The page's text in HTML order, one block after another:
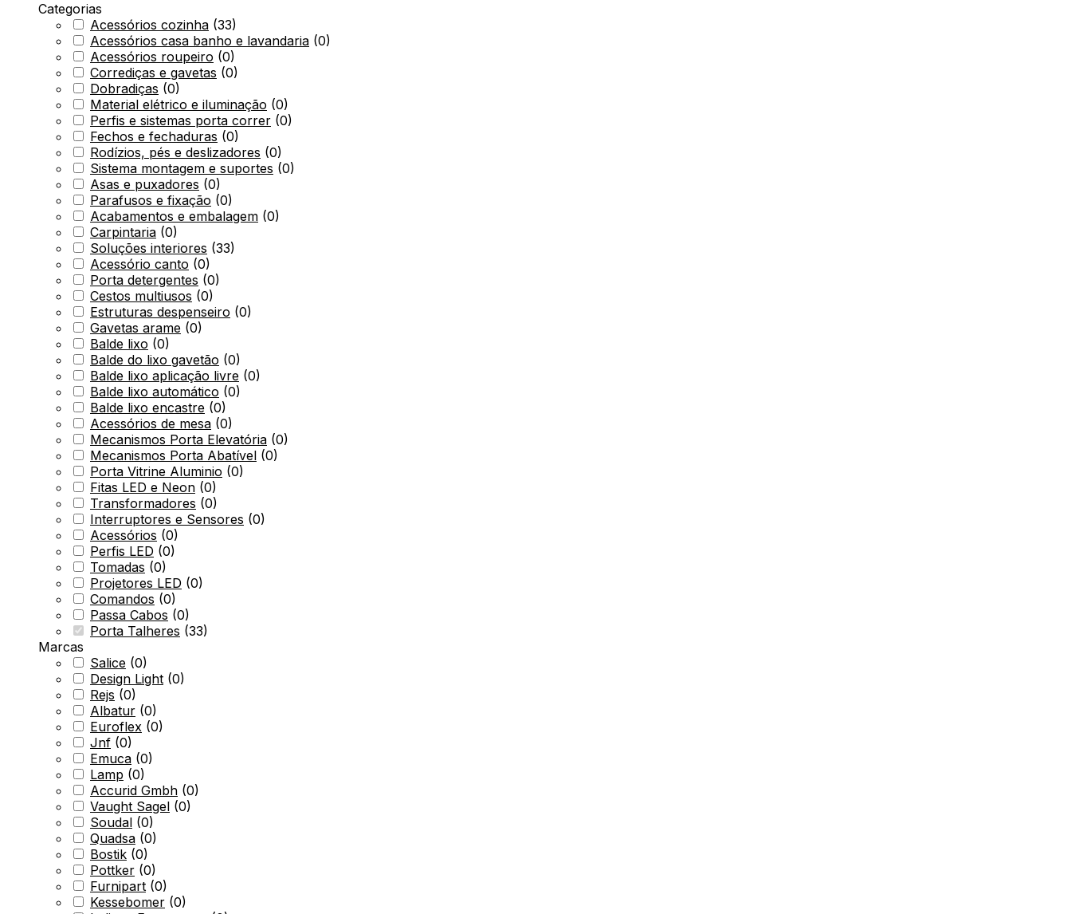
Categorias
Acessórios cozinha (33)
Acessórios casa banho e lavandaria (0)
Acessórios roupeiro (0)
Corrediças e gavetas (0)
Dobradiças (0)
Material elétrico e iluminação (0)
Perfis e sistemas porta correr (0)
Fechos e fechaduras (0)
Rodízios, pés e deslizadores (0)
Sistema montagem e suportes (0)
Asas e puxadores (0)
Parafusos e fixação (0)
Acabamentos e embalagem (0)
Carpintaria (0)
Soluções interiores (33)
Acessório canto (0)
Porta detergentes (0)
Cestos multiusos (0)
Estruturas despenseiro (0)
Gavetas arame (0)
Balde lixo (0)
Balde do lixo gavetão (0)
Balde lixo aplicação livre (0)
Balde lixo automático (0)
Balde lixo encastre (0)
Acessórios de mesa (0)
Mecanismos Porta Elevatória (0)
Mecanismos Porta Abatível (0)
Porta Vitrine Aluminio (0)
Fitas LED e Neon (0)
Transformadores (0)
Interruptores e Sensores (0)
Acessórios (0)
Perfis LED (0)
Tomadas (0)
Projetores LED (0)
Comandos (0)
Passa Cabos (0)
Porta Talheres (33)
Marcas
Salice (0)
Design Light (0)
Rejs (0)
Albatur (0)
Euroflex (0)
Jnf (0)
Emuca (0)
Lamp (0)
Accurid Gmbh (0)
Vaught Sagel (0)
Soudal (0)
Quadsa (0)
Bostik (0)
Pottker (0)
Furnipart (0)
Kessebomer (0)